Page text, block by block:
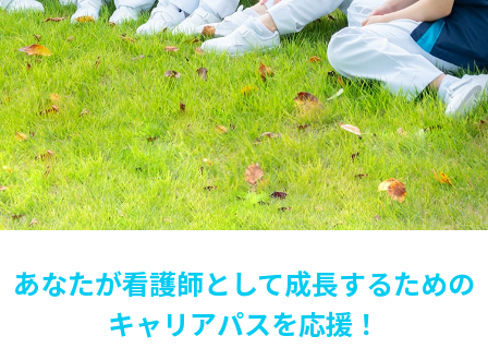
あなたが看護師として成長するための
キャリアパスを応援！